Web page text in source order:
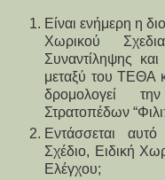
Είναι ενήμερη η
Χωρικού
Συναντίληψης
μεταξύ του
δρομολογεί
Στρατοπέδων
Εντάσσεται
Σχέδιο, Ειδική
Ελέγχου;